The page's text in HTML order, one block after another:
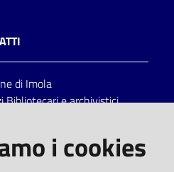
di Imola
Bibliotecari e archivistici
tel 0542.6026.36 fax
i cookies